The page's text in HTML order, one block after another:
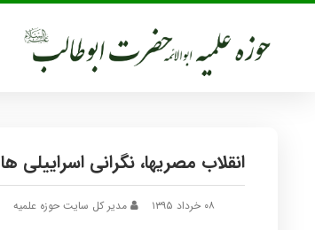
انقلاب مصریها، نگرانی اسراییلی ها
مدیر کل سایت حوزه علمیه